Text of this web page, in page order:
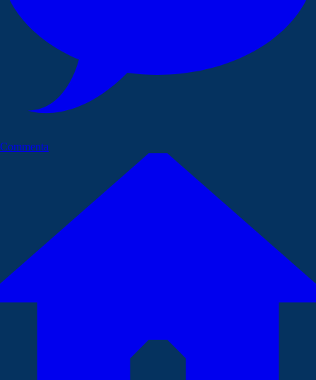
Commenta